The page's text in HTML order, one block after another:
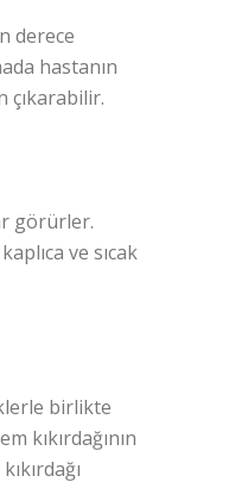
derece
hastanın
çıkarabilir.
görürler.
ve sıcak
birlikte
kıkırdağının